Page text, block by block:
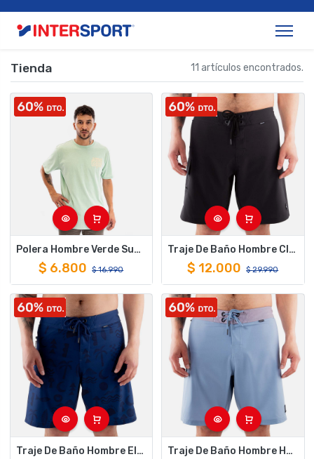
Tienda 11 artículos encontrados.
Polera Hombre Verde Summer Hang Loose
$ 6.800 $16.990
Traje De Baño Hombre Clean Negro Hang Loose
$ 12.000 $29.990
Traje De Baño Hombre Elements Azul Hang Loose Traje De Baño Hombre Heather Celeste Hang Loose